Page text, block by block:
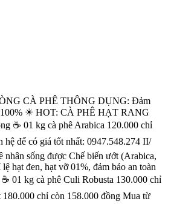
CÀ PHÊ THÔNG DỤNG: Đảm
100% ☀ HOT: CÀ PHÊ HẠT RANG
☕ 01 kg cà phê Arabica 120.000 chỉ
để có giá tốt nhất: 0947.548.274 II/
sống được Chế biến ướt (Arabica,
hạt đen, hạt vỡ 01%, đảm bảo an toàn
01 kg cà phê Culi Robusta 130.000 chỉ
chỉ còn 158.000 đồng Mua từ